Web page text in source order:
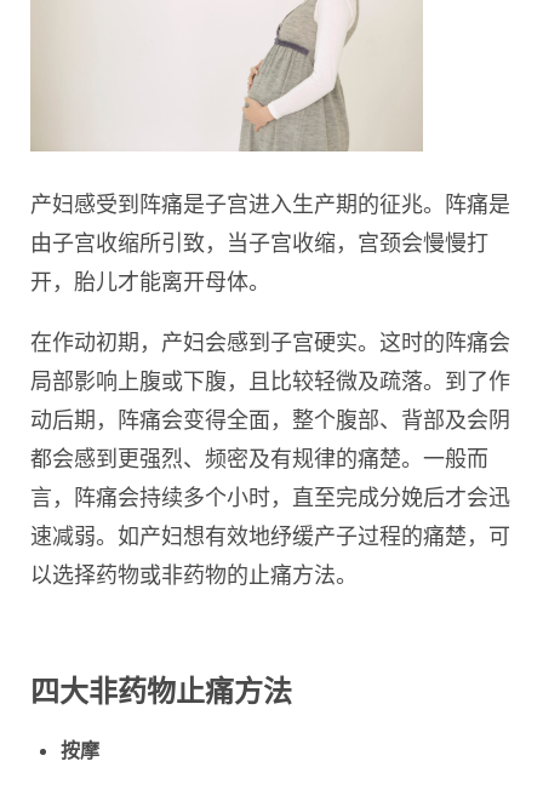
产妇感受到阵痛是子宫进入生产期的征兆。阵痛是
由子宫收缩所引致，当子宫收缩，宫颈会慢慢打
开，胎儿才能离开母体。
在作动初期，产妇会感到子宫硬实。这时的阵痛会
局部影响上腹或下腹，且比较轻微及疏落。到了作
动后期，阵痛会变得全面，整个腹部、背部及会阴
都会感到更强烈、频密及有规律的痛楚。一般而
言，阵痛会持续多个小时，直至完成分娩后才会迅
速减弱。如产妇想有效地纾缓产子过程的痛楚，可
以选择药物或非药物的止痛方法。
四大非药物止痛方法
按摩